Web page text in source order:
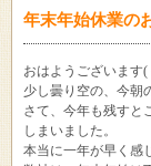
年末年始休業の
おはようございます
少し曇り空の、今朝
さて、今年も残すと
しまいました。
本当に一年が早く感